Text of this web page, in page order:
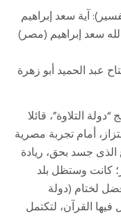
آية سعد إبراهيم
سعد إبراهيم (مصر)
عبد الحميد أبو زهرة
التلاوة”، قائلا
أمام تجربة مصرية
جسد بحق، ريادة
وستظل بلد
لختام (دولة
القرآن، لتكتمل